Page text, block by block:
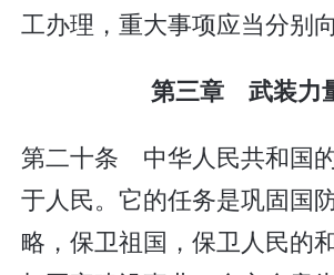
工办理，重大事项应当分别
第三章 武装力
第二十条 中华人民共和国
于人民。它的任务是巩固国
略，保卫祖国，保卫人民的